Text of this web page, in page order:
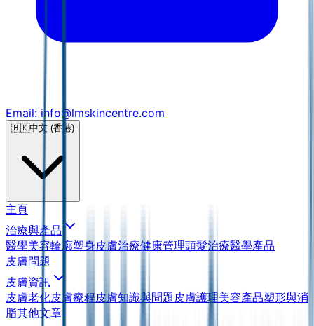
Email: info@lmskincentre.com
🇭🇰中文 (香港)
主頁
治療與產品
醫學美容輪廓塑身皮膚治療健康管理頭髮治療醫學產品
皮膚問題
皮膚資訊
皮膚老化皮膚療程皮膚知識與問題皮膚護理美容產品塑形與消
脂其他文章